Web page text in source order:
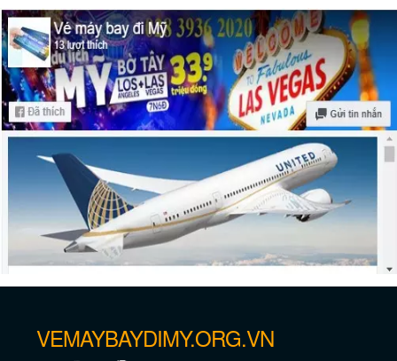
Những địa điểm lịch sử tốt nhất ở Las
Vegas
VEMAYBAYDIMY.ORG.VN